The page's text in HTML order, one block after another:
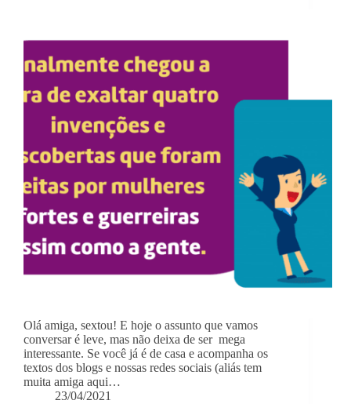
Olá amiga, sextou! E hoje o assunto que vamos
conversar é leve, mas não deixa de ser mega
interessante. Se você já é de casa e acompanha os
textos dos blogs e nossas redes sociais (aliás tem
muita amiga aqui…
23/04/2021